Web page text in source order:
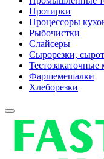
Протирки
Процессоры
Рыбочистки
Слайсеры
Сырорезки,
Фаршемешалки
Хлеборезки